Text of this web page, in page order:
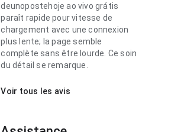
deunopostehoje ao vivo grátis
paraît rapide pour vitesse de
chargement avec une connexion
plus lente; la page semble
complète sans être lourde. Ce soin
du détail se remarque.
Voir tous les avis